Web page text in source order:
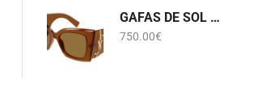
GAFAS DE SOL SL M119 BLAZE CRYSTAL 002 SAINT LAURENT
750.00€